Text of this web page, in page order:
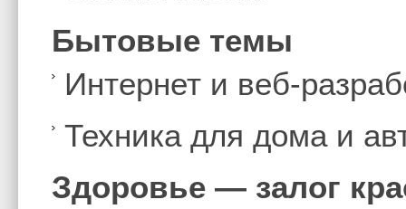
Бытовые темы
Интернет и веб-
Техника для дома и
Здоровье — залог